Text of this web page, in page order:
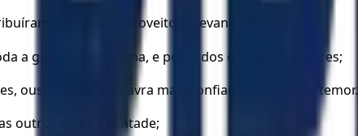
para maior proveito do evangelho;
a guarda pretoriana, e por todos os demais lugares;
ousam falar a palavra mais confiadamente, sem temor.
outros de boa vontade;